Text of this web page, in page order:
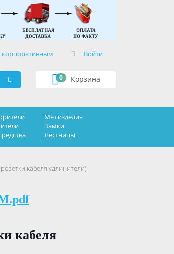
Войти
Корзина
0
Мет.изделия
Замки
Лестницы
кабеля удлинители)
кабеля